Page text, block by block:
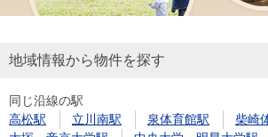
地域情報から物件を探す
同じ沿線の駅
高松駅
立川南駅 泉体育館駅
柴崎